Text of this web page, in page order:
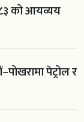
को आयव्यय
पेट्रोल र